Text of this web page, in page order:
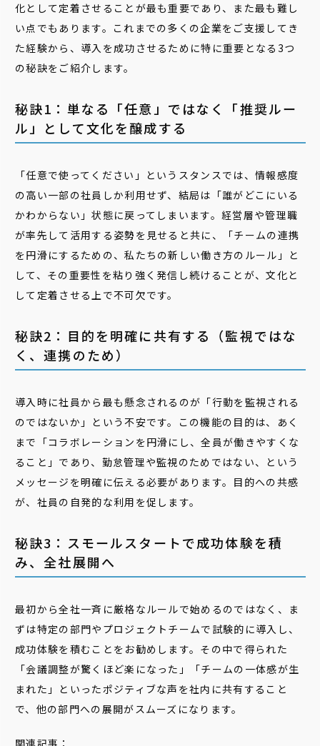
化として定着させることが最も重要であり、また最も難し
い点でもあります。これまでの多くの企業をご支援してき
た経験から、導入を成功させるために特に重要となる3つ
の秘訣をご紹介します。
秘訣1：単なる「任意」ではなく「推奨ルー
ル」として文化を醸成する
「任意で使ってください」というスタンスでは、情報感度
の高い一部の社員しか利用せず、結局は「誰がどこにいる
かわからない」状態に戻ってしまいます。経営層や管理職
が率先して活用する姿勢を見せると共に、「チームの連携
を円滑にするための、私たちの新しい働き方のルール」と
して、その重要性を粘り強く発信し続けることが、文化と
して定着させる上で不可欠です。
秘訣2：目的を明確に共有する（監視ではな
く、連携のため）
導入時に社員から最も懸念されるのが「行動を監視される
のではないか」という不安です。この機能の目的は、あく
まで「コラボレーションを円滑にし、全員が働きやすくな
ること」であり、勤怠管理や監視のためではない、という
メッセージを明確に伝える必要があります。目的への共感
が、社員の自発的な利用を促します。
秘訣3：スモールスタートで成功体験を積
み、全社展開へ
最初から全社一斉に厳格なルールで始めるのではなく、ま
ずは特定の部門やプロジェクトチームで試験的に導入し、
成功体験を積むことをお勧めします。その中で得られた
「会議調整が驚くほど楽になった」「チームの一体感が生
まれた」といったポジティブな声を社内に共有すること
で、他の部門への展開がスムーズになります。
関連記事：